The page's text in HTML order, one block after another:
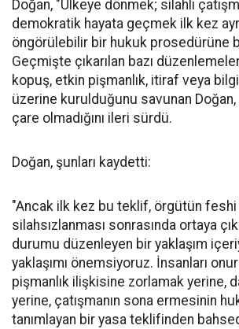
Doğan, "Ülkeye dönmek; silahlı
demokratik hayata geçmek ilk kez
öngörülebilir bir hukuk prosedürüne
Geçmişte çıkarılan bazı
kopuş, etkin pişmanlık, itiraf veya bilgi
üzerine kurulduğunu savunan Doğan,
çare olmadığını ileri sürdü.
Doğan, şunları kaydetti:
"Ancak ilk kez bu teklif, örgütün feshi
silahsızlanması sonrasında ortaya
durumu düzenleyen bir yaklaşım
yaklaşımı önemsiyoruz. İnsanları onur
pişmanlık ilişkisine zorlamak yerine,
yerine, çatışmanın sona ermesinin
tanımlayan bir yasa teklifinden